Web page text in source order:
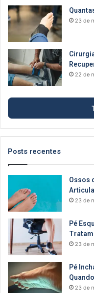
23 de
22 de
Posts recentes
Ossos
23 de
Pé
23 de
Pé
23 de